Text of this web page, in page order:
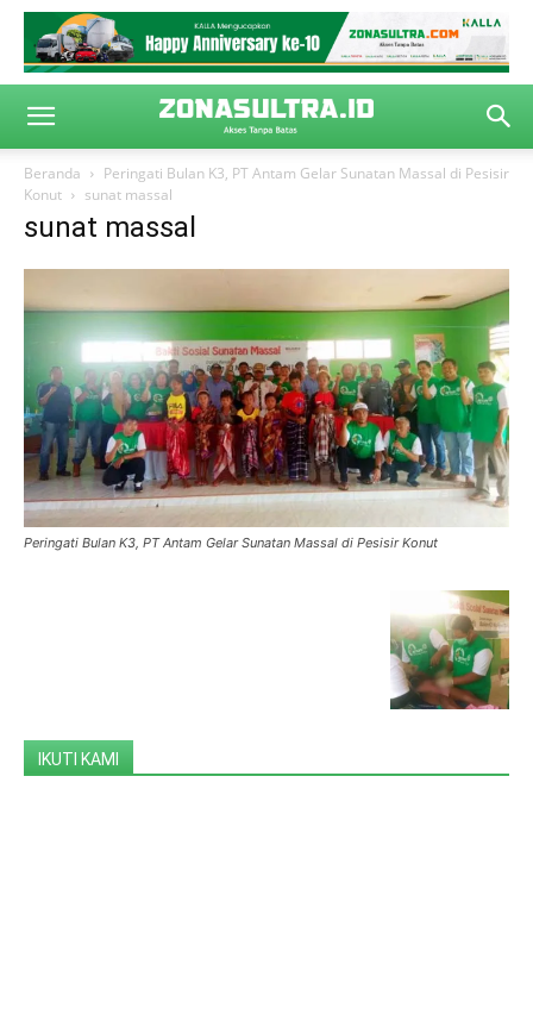
Beranda
Peringati Bulan K3, PT Antam Gelar Sunatan Massal di Pesisir
Konut
sunat massal
sunat massal
Peringati Bulan K3, PT Antam Gelar Sunatan Massal di Pesisir Konut
IKUTI KAMI